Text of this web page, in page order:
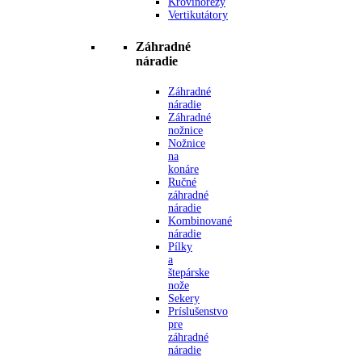
Vertikutátory
Záhradné
náradie
Záhradné
náradie
Záhradné
nožnice
Nožnice
na
konáre
Ručné
záhradné
náradie
Kombinované
náradie
Pílky
a
štepárske
nože
Sekery
Príslušenstvo
pre
záhradné
náradie